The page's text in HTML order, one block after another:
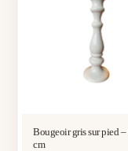
Bougeoir gris sur pied –
cm